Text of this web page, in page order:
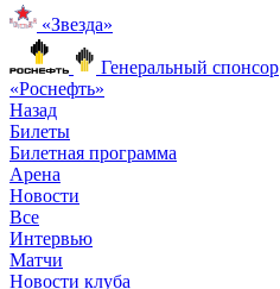
«Звезда»
Генеральный спонсор
«Роснефть»
Назад
Билеты
Билетная программа
Арена
Новости
Все
Интервью
Матчи
Новости клуба